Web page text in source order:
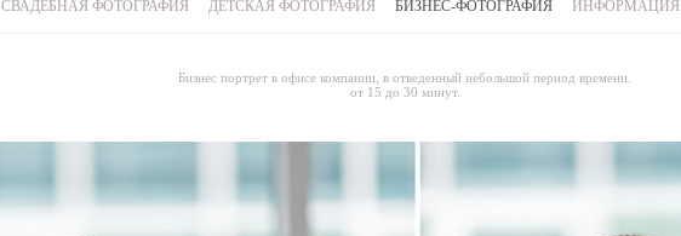
СВАДЕБНАЯ ФОТОГРАФИЯ ДЕТСКАЯ ФОТОГРАФИЯ БИЗНЕС-ФОТОГРАФИЯ ИНФОРМАЦИЯ
Бизнес портрет в офисе компании, в отведенный небольшой период времени.
от 15 до 30 минут.